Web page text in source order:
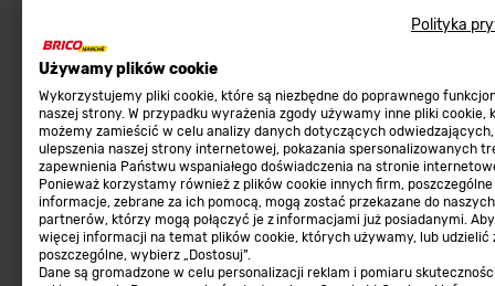
Polityka
Używamy plików cookie
Wykorzystujemy pliki cookie, które są niezbędne do poprawnego
naszej strony. W przypadku wyrażenia zgody używamy inne pliki cookie,
możemy zamieścić w celu analizy danych dotyczących odwiedzających,
ulepszenia naszej strony internetowej, pokazania spersonalizowanych
zapewnienia Państwu wspaniałego doświadczenia na stronie
Ponieważ korzystamy również z plików cookie innych firm, poszczególne
informacje, zebrane za ich pomocą, mogą zostać przekazane do naszych
partnerów, którzy mogą połączyć je z informacjami już posiadanymi.
więcej informacji na temat plików cookie, których używamy, lub udzielić
poszczególne, wybierz „Dostosuj”.
Dane są gromadzone w celu personalizacji reklam i pomiaru
Farby wewnętrzne białe
Elektryka
Panele
Elektronarzędzia
Płytki
Panele podłogowe
Płyty OSB/HDF
Grabie do ogrodu
Prawny obowiązek
Regulaminy
Regulaminy
Polityka prywatności